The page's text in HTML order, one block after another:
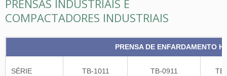
PRENSAS INDUSTRIAIS E
COMPACTADORES INDUSTRIAIS
PRENSA DE ENFARDAMENTO
SÉRIE TB-1011 TB-0911